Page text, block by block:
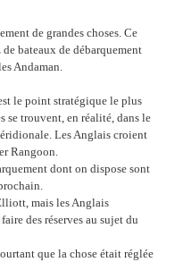
de grandes choses. Ce
bateaux de débarquement
Andaman.
le point stratégique le plus
se trouvent, en réalité, dans le
Les Anglais croient
Rangoon.
dont on dispose sont
mais les Anglais
des réserves au sujet du
que la chose était réglée